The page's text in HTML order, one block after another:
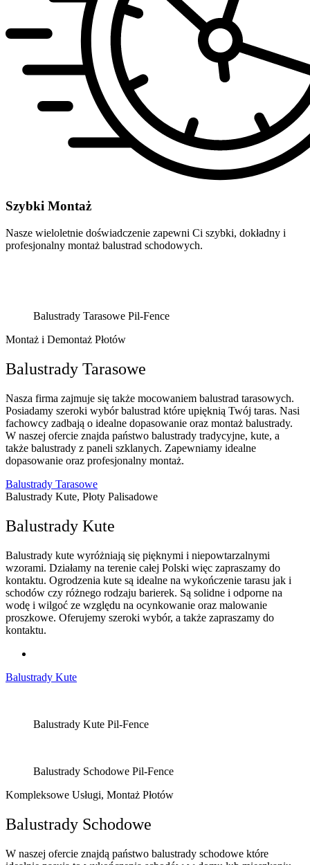
Szybki Montaż
Nasze wieloletnie doświadczenie zapewni Ci szybki, dokładny i
profesjonalny montaż balustrad schodowych.
Balustrady Tarasowe Pil-Fence
Montaż i Demontaż Płotów
Balustrady Tarasowe
Nasza firma zajmuje się także mocowaniem balustrad tarasowych.
Posiadamy szeroki wybór balustrad które upięknią Twój taras. Nasi
fachowcy zadbają o idealne dopasowanie oraz montaż balustrady.
W naszej ofercie znajda państwo balustrady tradycyjne, kute, a
także balustrady z paneli szklanych. Zapewniamy idealne
dopasowanie oraz profesjonalny montaż.
Balustrady Tarasowe
Balustrady Kute, Płoty Palisadowe
Balustrady Kute
Balustrady kute wyróżniają się pięknymi i niepowtarzalnymi
wzorami. Działamy na terenie całej Polski więc zapraszamy do
kontaktu. Ogrodzenia kute są idealne na wykończenie tarasu jak i
schodów czy różnego rodzaju barierek. Są solidne i odporne na
wodę i wilgoć ze względu na ocynkowanie oraz malowanie
proszkowe. Oferujemy szeroki wybór, a także zapraszamy do
kontaktu.
Balustrady Kute
Balustrady Kute Pil-Fence
Balustrady Schodowe Pil-Fence
Kompleksowe Usługi, Montaż Płotów
Balustrady Schodowe
W naszej ofercie znajdą państwo balustrady schodowe które